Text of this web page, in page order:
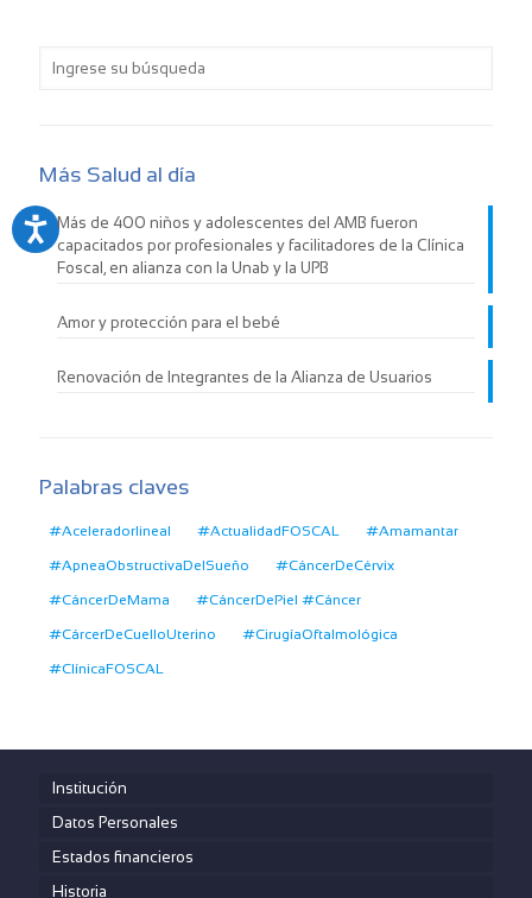
Más Salud al día
Más de 400 niños y adolescentes del AMB fueron
capacitados por profesionales y facilitadores de la Clínica
Foscal, en alianza con la Unab y la UPB
Amor y protección para el bebé
Renovación de Integrantes de la Alianza de Usuarios
Palabras claves
#Aceleradorlineal #ActualidadFOSCAL #Amamantar
#ApneaObstructivaDelSueño #CáncerDeCérvix
#CáncerDeMama #CáncerDePiel #Cáncer
#CárcerDeCuelloUterino #CirugíaOftalmológica
#ClínicaFOSCAL
Institución
Datos Personales
Estados financieros
Historia